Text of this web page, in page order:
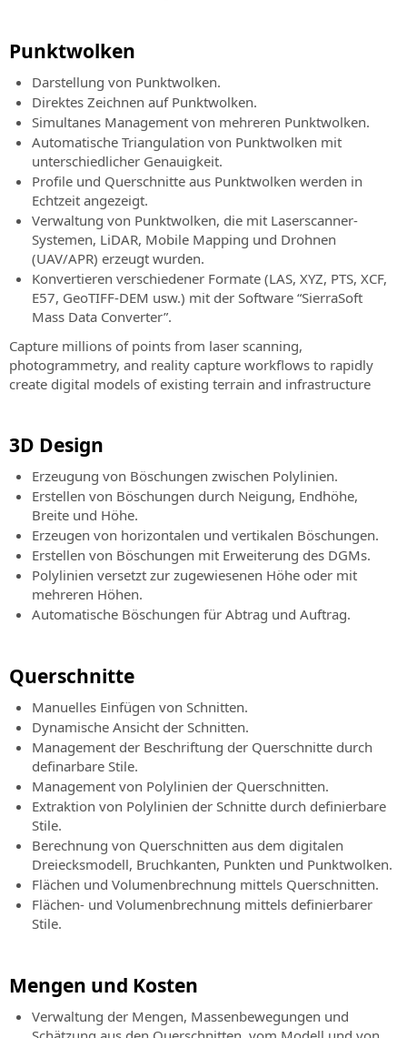
Punktwolken
Darstellung von Punktwolken.
Direktes Zeichnen auf Punktwolken.
Simultanes Management von mehreren Punktwolken.
Automatische Triangulation von Punktwolken mit
unterschiedlicher Genauigkeit.
Profile und Querschnitte aus Punktwolken werden in
Echtzeit angezeigt.
Verwaltung von Punktwolken, die mit Laserscanner-
Systemen, LiDAR, Mobile Mapping und Drohnen
(UAV/APR) erzeugt wurden.
Konvertieren verschiedener Formate (LAS, XYZ, PTS, XCF,
E57, GeoTIFF-DEM usw.) mit der Software “SierraSoft
Mass Data Converter”.
Capture millions of points from laser scanning,
photogrammetry, and reality capture workflows to rapidly
create digital models of existing terrain and infrastructure
3D Design
Erzeugung von Böschungen zwischen Polylinien.
Erstellen von Böschungen durch Neigung, Endhöhe,
Breite und Höhe.
Erzeugen von horizontalen und vertikalen Böschungen.
Erstellen von Böschungen mit Erweiterung des DGMs.
Polylinien versetzt zur zugewiesenen Höhe oder mit
mehreren Höhen.
Automatische Böschungen für Abtrag und Auftrag.
Querschnitte
Manuelles Einfügen von Schnitten.
Dynamische Ansicht der Schnitten.
Management der Beschriftung der Querschnitte durch
definarbare Stile.
Management von Polylinien der Querschnitten.
Extraktion von Polylinien der Schnitte durch definierbare
Stile.
Berechnung von Querschnitten aus dem digitalen
Dreiecksmodell, Bruchkanten, Punkten und Punktwolken.
Flächen und Volumenbrechnung mittels Querschnitten.
Flächen- und Volumenbrechnung mittels definierbarer
Stile.
Mengen und Kosten
Verwaltung der Mengen, Massenbewegungen und